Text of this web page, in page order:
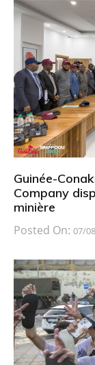
Guinée-
Company
minière
Posted On: 07/